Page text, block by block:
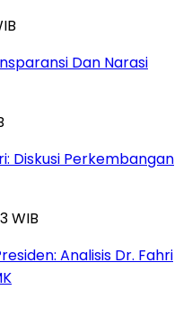
Dan Narasi
Diskusi Perkembangan
WIB
Analisis Dr. Fahri